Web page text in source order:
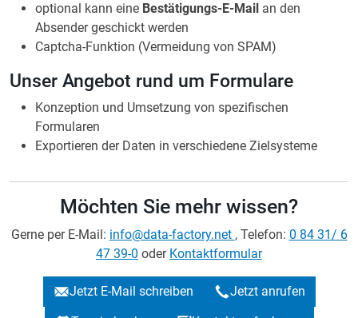
optional kann eine Bestätigungs-E-Mail an den
Absender geschickt werden
Captcha-Funktion (Vermeidung von SPAM)
Unser Angebot rund um Formulare
Konzeption und Umsetzung von spezifischen
Formularen
Exportieren der Daten in verschiedene Zielsysteme
Möchten Sie mehr wissen?
Gerne per E-Mail: info@data-factory.net , Telefon: 0 84 31/ 6
47 39-0 oder Kontaktformular
Jetzt E-Mail schreiben
Jetzt anrufen